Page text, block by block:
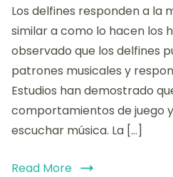
Los delfines responden a la
similar a como lo hacen los
observado que los delfines
patrones musicales y
Estudios han demostrado
comportamientos de juego
escuchar música. La […]
Read More